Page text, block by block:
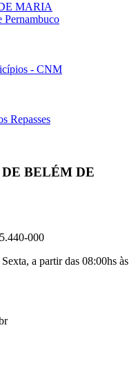
MARIA
Pernambuco
- CNM
Repasses
BELÉM DE
000
a partir das 08:00hs às